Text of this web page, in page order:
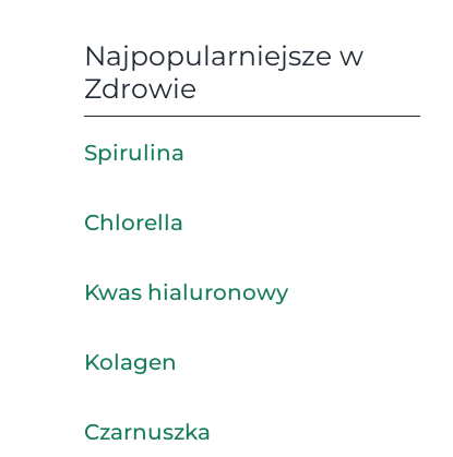
Najpopularniejsze w
Zdrowie
Spirulina
Chlorella
Kwas hialuronowy
Kolagen
Czarnuszka